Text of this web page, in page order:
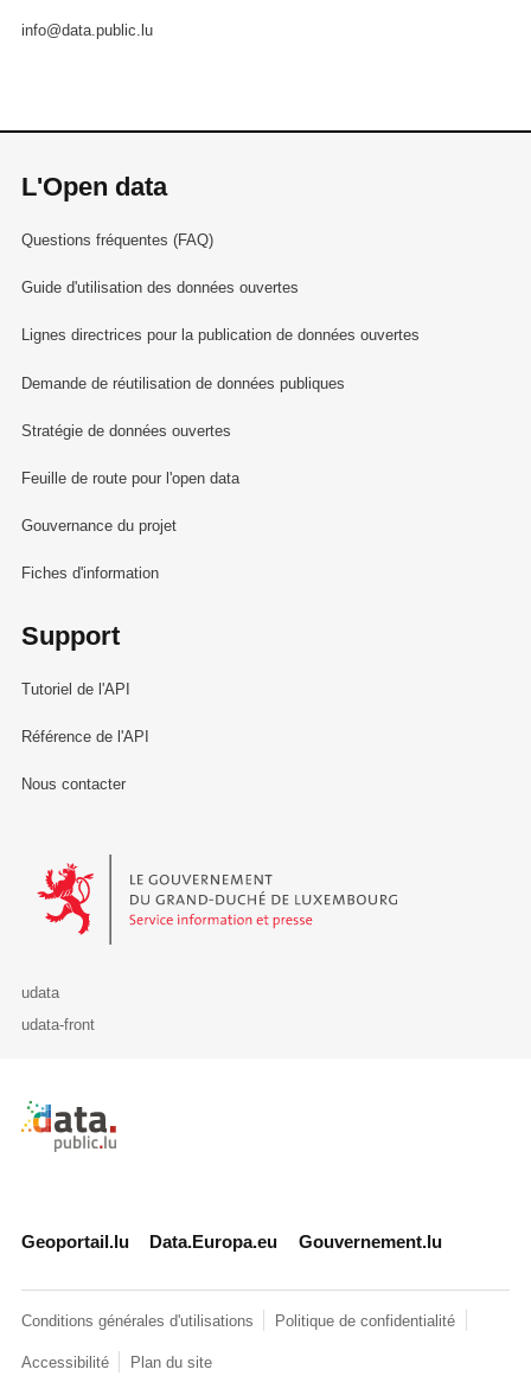
info@data.public.lu
L'Open data
Questions fréquentes (FAQ)
Guide d'utilisation des données ouvertes
Lignes directrices pour la publication de données ouvertes
Demande de réutilisation de données publiques
Stratégie de données ouvertes
Feuille de route pour l'open data
Gouvernance du projet
Fiches d'information
Support
Tutoriel de l'API
Référence de l'API
Nous contacter
Le Gouvernement du Grand-Duché de Luxembourg - Service
udata
udata-front
Retour à l'accueil de data.public.lu
Geoportail.lu Data.Europa.eu Gouvernement.lu
Conditions générales d'utilisations Politique de confidentialité
Accessibilité Plan du site